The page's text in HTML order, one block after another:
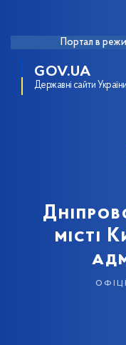
Портал в
GOV.UA
Державні сайти України
місті